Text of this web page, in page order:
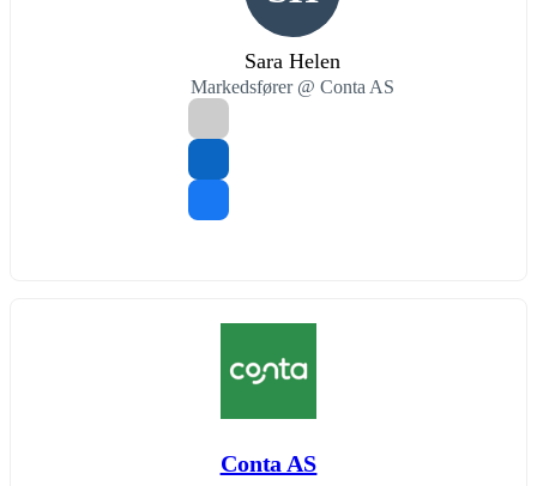
Sara Helen
Markedsfører @ Conta AS
Conta AS